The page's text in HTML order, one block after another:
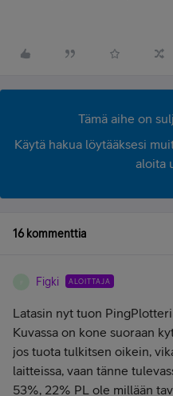
Tämä aihe on
Käytä hakua löytääksesi
aloita
16 kommenttia
Figki ALOITTAJA
Latasin nyt tuon
Kuvassa on kone suoraan
jos tuota tulkitsen oikein,
laitteissa, vaan tänne
53%, 22% PL ole millään